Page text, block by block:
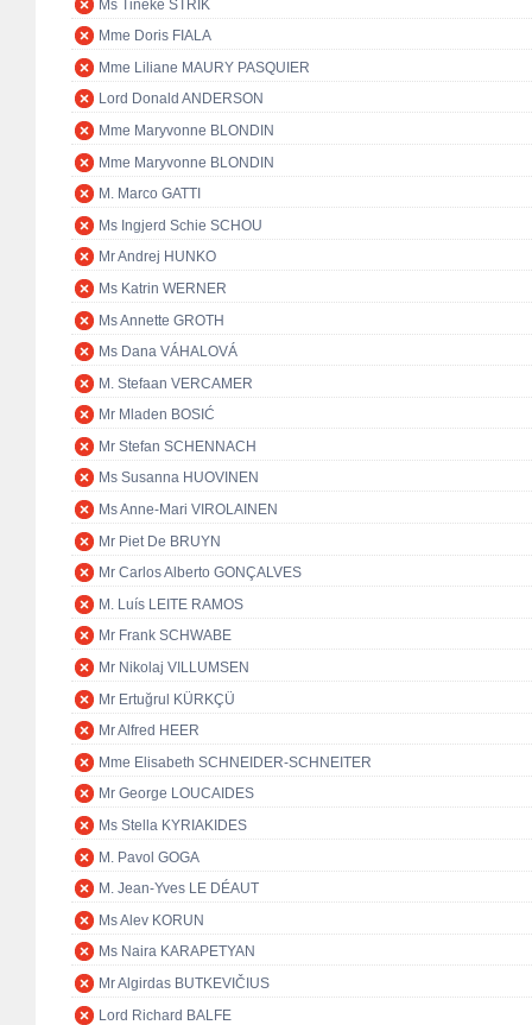
Ms Tineke STRIK
Mme Doris FIALA
Mme Liliane MAURY PASQUIER
Lord Donald ANDERSON
Mme Maryvonne BLONDIN
Mme Maryvonne BLONDIN
M. Marco GATTI
Ms Ingjerd Schie SCHOU
Mr Andrej HUNKO
Ms Katrin WERNER
Ms Annette GROTH
Ms Dana VÁHALOVÁ
M. Stefaan VERCAMER
Mr Mladen BOSIĆ
Mr Stefan SCHENNACH
Ms Susanna HUOVINEN
Ms Anne-Mari VIROLAINEN
Mr Piet De BRUYN
Mr Carlos Alberto GONÇALVES
M. Luís LEITE RAMOS
Mr Frank SCHWABE
Mr Nikolaj VILLUMSEN
Mr Ertuğrul KÜRKÇÜ
Mr Alfred HEER
Mme Elisabeth SCHNEIDER-SCHNEITER
Mr George LOUCAIDES
Ms Stella KYRIAKIDES
M. Pavol GOGA
M. Jean-Yves LE DÉAUT
Ms Alev KORUN
Ms Naira KARAPETYAN
Mr Algirdas BUTKEVIČIUS
Lord Richard BALFE